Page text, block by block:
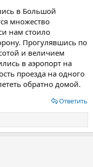
в Большой
множество
нам стоило
Прогулявшись по
и величием
в аэропорт на
проезда на одного
обратно домой.
Ответить